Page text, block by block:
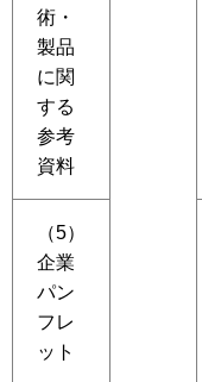
術・
製品
に関
する
参考
資料
（5）
企業
パン
フレ
ット